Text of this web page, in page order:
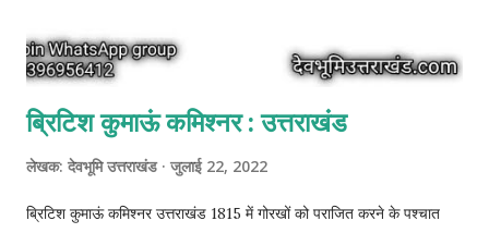
ब्रिटिश कुमाऊं कमिश्नर : उत्तराखंड
लेखक: देवभूमि उत्तराखंड जुलाई 22, 2022
ब्रिटिश कुमाऊं कमिश्नर उत्तराखंड 1815 में गोरखों को पराजित करने के पश्चात